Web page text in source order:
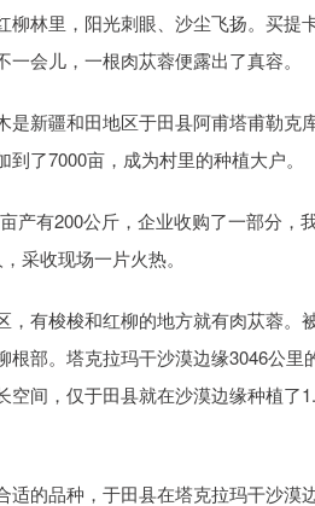
柳林里，阳光刺眼、沙尘飞扬。买提
一会儿，一根肉苁蓉便露出了真容。
是新疆和田地区于田县阿甫塔甫勒克
到了7000亩，成为村里的种植大户。
产有200公斤，企业收购了一部分
采收现场一片火热。
，有梭梭和红柳的地方就有肉苁蓉。
根部。塔克拉玛干沙漠边缘3046公
空间，仅于田县就在沙漠边缘种植了
适的品种，于田县在塔克拉玛干沙